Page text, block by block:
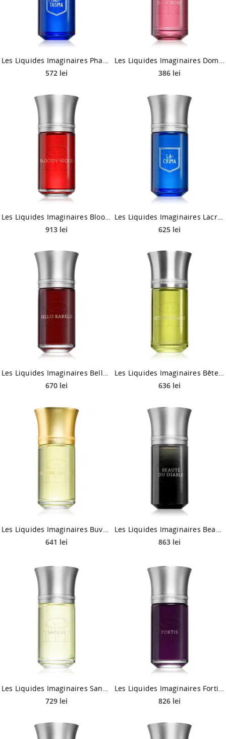
572 lei
386 lei
Les Liquides Imaginaires Bloody Wood Eau de Parfum unisex 100 ml
913 lei
Les Liquides Imaginaires Lacrima Eau de Parfum unisex 100 ml
625 lei
Les Liquides Imaginaires Bello Rabelo Eau de Parfum unisex 100 ml
670 lei
Les Liquides Imaginaires Bête Humaine Eau de Parfum unisex 100 ml
636 lei
Les Liquides Imaginaires Buveur de Vent Eau de Parfum unisex 100 ml
641 lei
Les Liquides Imaginaires Beauté du Diable Eau de Parfum unisex 100 ml
863 lei
Les Liquides Imaginaires Sancti Eau de Parfum unisex 100 ml
729 lei
Les Liquides Imaginaires Fortis Eau de Parfum unisex 100 ml
826 lei